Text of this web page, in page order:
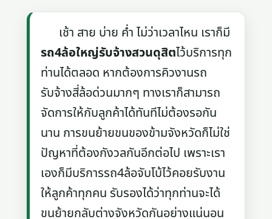
เช้า สาย บ่าย ค่ำ ไม่ว่าเวลาไหน เราก็มี
รถ4ล้อใหญ่รับจ้างสวนดุสิตไว้บริการทุก
ท่านได้ตลอด หากต้องการคิวงานรถ
รับจ้างสี่ล้อด่วนมากๆ ทางเราก็สามารถ
จัดการให้กับลูกค้าได้ทันทีไม่ต้องรอกัน
นาน การขนย้ายขนของข้ามจังหวัดก็ไม่ใช่
ปัญหาที่ต้องกังวลกันอีกต่อไป เพราะเรา
เองก็มีบริการรถ4ล้อจับโบ้ไว้คอยรับงาน
ให้ลูกค้าทุกคน รับรองได้ว่าทุกท่านจะได้
ขนย้ายกลับต่างจังหวัดกันอย่างแน่นอน